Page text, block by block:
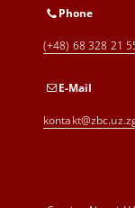
Phone
(+48) 68 328 21
E-Mail